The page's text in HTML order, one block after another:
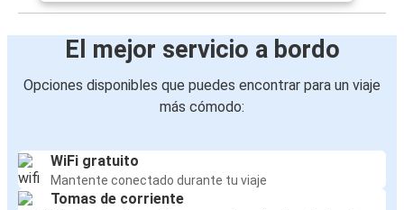
El mejor servicio a bordo
Opciones disponibles que puedes encontrar para un viaje
más cómodo:
WiFi gratuito
Mantente conectado durante tu viaje
Tomas de corriente